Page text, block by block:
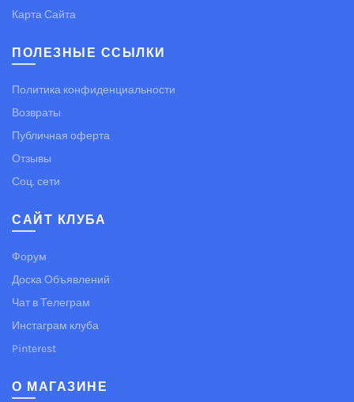
Карта Сайта
ПОЛЕЗНЫЕ ССЫЛКИ
Политика конфиденциальности
Возвраты
Публичная оферта
Отзывы
Соц. сети
САЙТ КЛУБА
Форум
Доска Объявлений
Чат в Телеграм
Инстаграм клуба
Pinterest
О МАГАЗИНЕ